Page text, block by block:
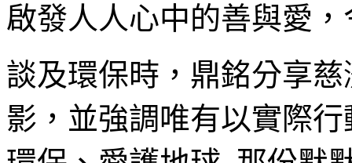
啟發人人心中的善與愛
談及環保時，鼎銘分享
影，並強調唯有以實際